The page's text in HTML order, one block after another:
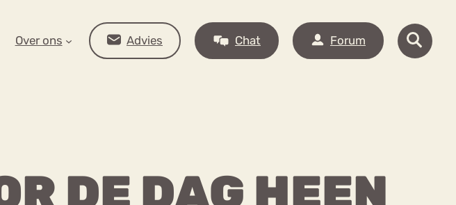
Over ons Advies Chat Forum
DE DAG HEEN